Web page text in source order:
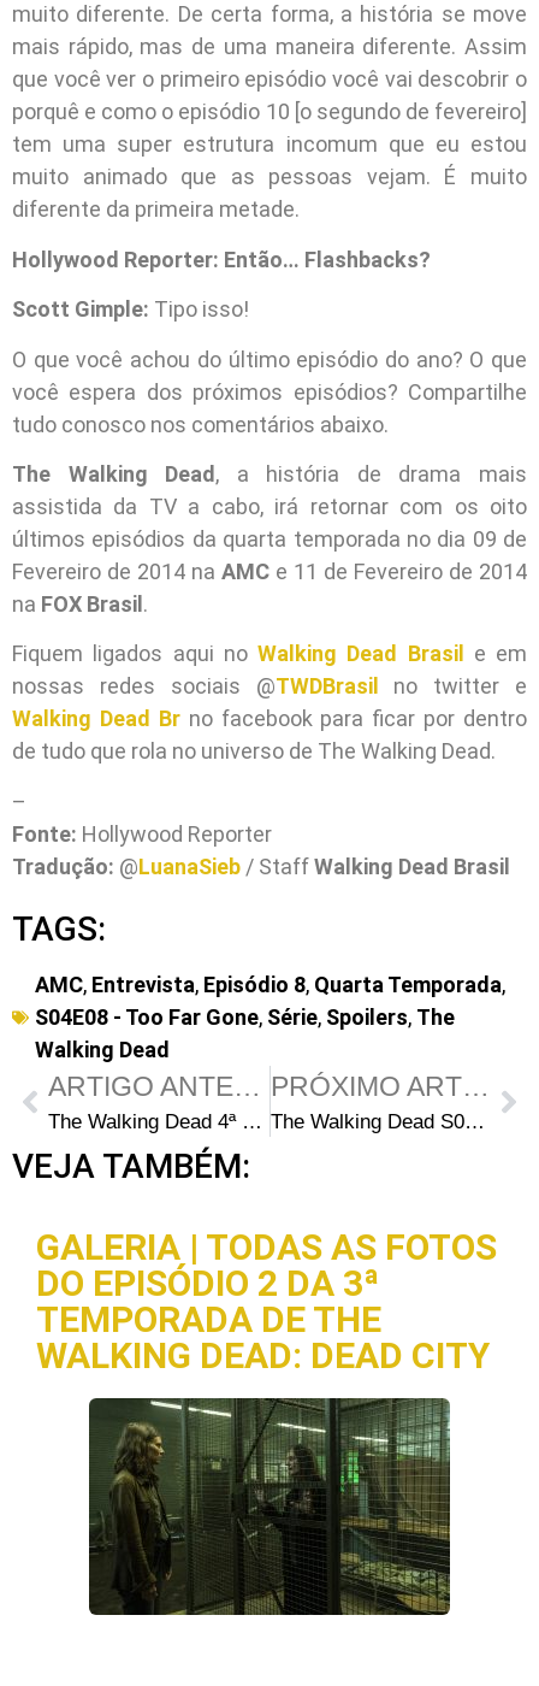
muito diferente. De certa forma, a história se move
mais rápido, mas de uma maneira diferente. Assim
que você ver o primeiro episódio você vai descobrir o
porquê e como o episódio 10 [o segundo de fevereiro]
tem uma super estrutura incomum que eu estou
muito animado que as pessoas vejam. É muito
diferente da primeira metade.
Hollywood Reporter: Então… Flashbacks?
Scott Gimple: Tipo isso!
O que você achou do último episódio do ano? O que
você espera dos próximos episódios? Compartilhe
tudo conosco nos comentários abaixo.
The Walking Dead , a história de drama mais
assistida da TV a cabo, irá retornar com os oito
últimos episódios da quarta temporada no dia 09 de
Fevereiro de 2014 na AMC e 11 de Fevereiro de 2014
na FOX Brasil .
Fiquem ligados aqui no Walking Dead Brasil
e em
nossas redes sociais @TWDBrasil
no twitter e
Walking Dead Brno facebook para ficar por dentro
de tudo que rola no universo de The Walking Dead.
–
Fonte: Hollywood Reporter
Tradução: @LuanaSieb / StaffWalking Dead Brasil
TAGS:
AMC, Entrevista, Episódio 8, Quarta Temporada,
S04E08 - Too Far Gone, Série, Spoilers, The
Walking Dead
ARTIGO ANTERIOR
The Walking Dead 4ª Temporada: Audiência do episódio S04E08 – Too Far Gone
PRÓXIMO ARTIGO
The Walking Dead S04E08: “SPOILER” compartilha detalhes sobre a despedida emocionante (e horrível)
VEJA TAMBÉM:
GALERIA | TODAS AS FOTOS
DO EPISÓDIO 2 DA 3ª
TEMPORADA DE THE
WALKING DEAD: DEAD CITY